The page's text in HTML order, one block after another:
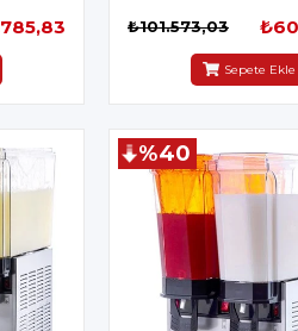
Karıştırıcılı Inox
₺101.573,03
Sepete Ekle
%40